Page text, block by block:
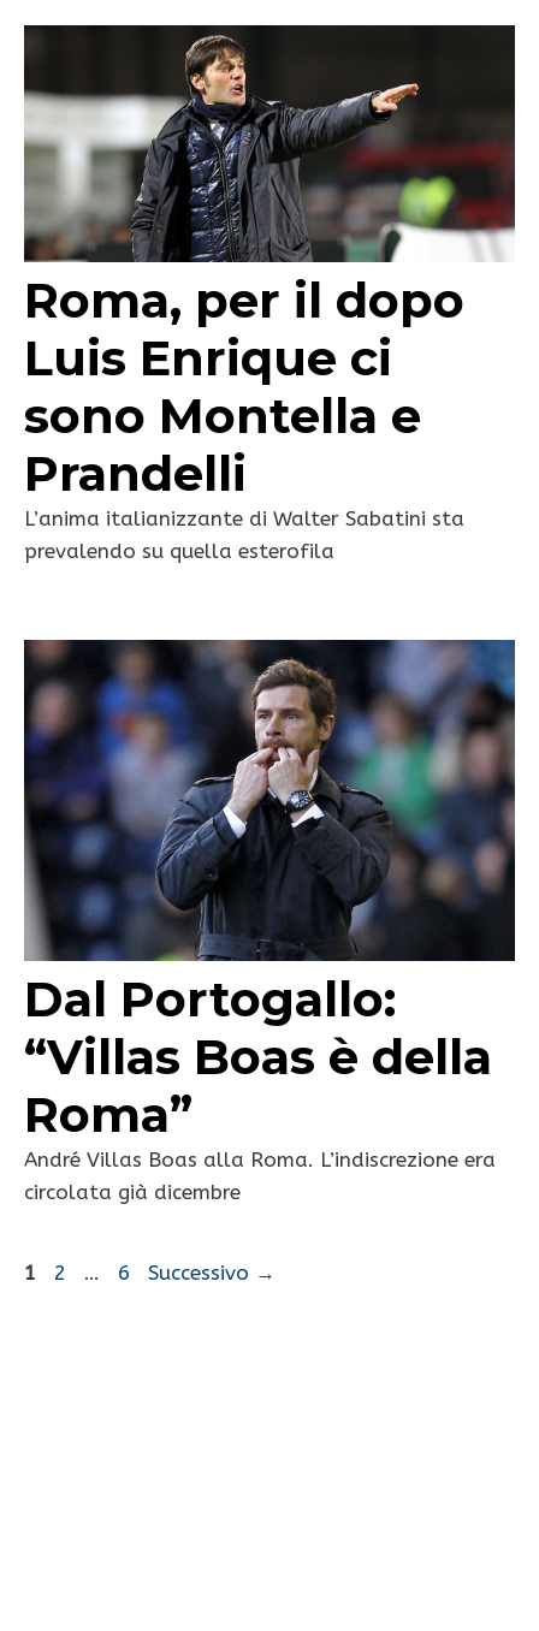
Roma, per il dopo
Luis Enrique ci
sono Montella e
Prandelli
L’anima italianizzante di Walter Sabatini sta
prevalendo su quella esterofila
Dal Portogallo:
“Villas Boas è della
Roma”
André Villas Boas alla Roma. L’indiscrezione era
circolata già dicembre
Pagina
1 Pagina
2 … Pagina
6 Successivo →